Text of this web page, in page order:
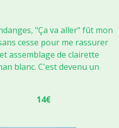
"Ça va aller" fût mon
cesse pour me rassurer
assemblage de clairette
blanc. C'est devenu un
14€